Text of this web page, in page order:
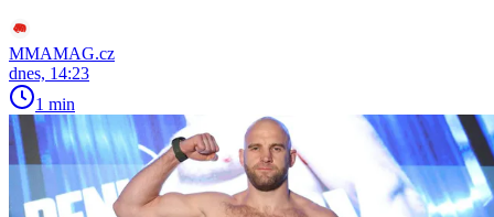
MMAMAG.cz
dnes, 14:23
1 min